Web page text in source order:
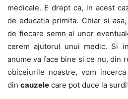
medicale. E drept ca, in acest
de educatia primita. Chiar si
de fiecare semn al unor
cerem ajutorul unui medic. Si
anume va face bine si ce nu, din
obiceiurile noastre, vom
din cauzele care pot duce la